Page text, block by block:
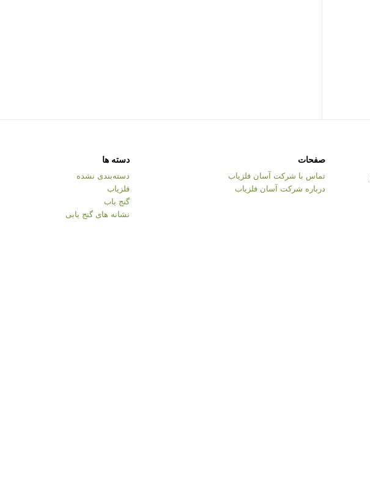
صفحات
تماس با شرکت آسان فلزیاب
درباره شرکت آسان فلزیاب
دسته ها
دسته‌بندی نشده
فلزیاب
گنج یاب
نشانه های گنج یابی